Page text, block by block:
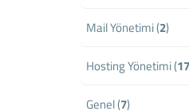
Mail Yönetimi (2)
Hosting Yönetimi (17
Genel (7)